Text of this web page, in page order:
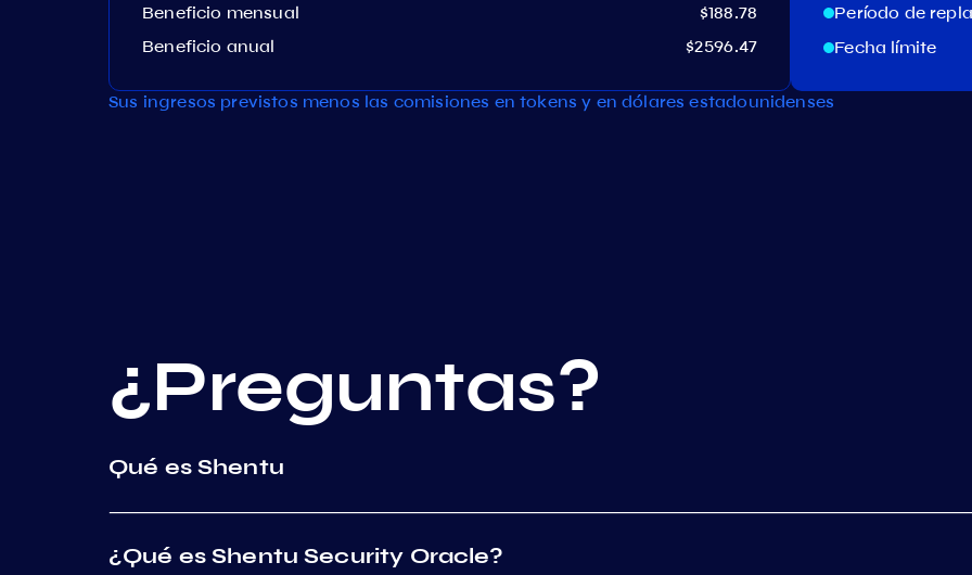
Beneficio mensual
$188.78
Beneficio anual
$2596.47
Período de
Fecha límite
Sus ingresos previstos menos las comisiones en tokens y en dólares estadounidenses
¿Preguntas?
Qué es Shentu
¿Qué es Shentu Security Oracle?